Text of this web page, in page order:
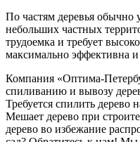
По частям деревья обычно
небольших частных
трудоемка и требует
максимально эффективна и
Компания «Оптима-
спиливанию и вывозу
Требуется спилить дерево
Мешает дерево при
дерево во избежание